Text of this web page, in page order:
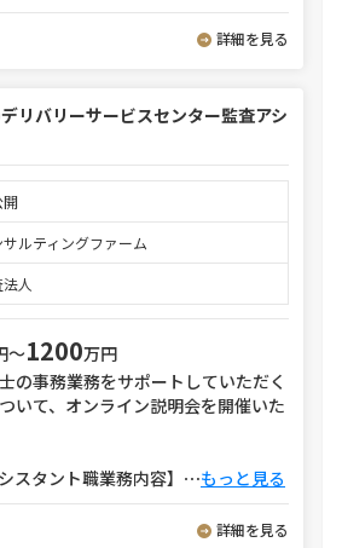
詳細を見る
リバリーサービスセンター監査アシ
サルティングファーム
人
〜1200万円
の事務業務をサポートしていただく
いて、オンライン説明会を開催いた
スタント職業務内容】 ⋯もっと見る
詳細を見る